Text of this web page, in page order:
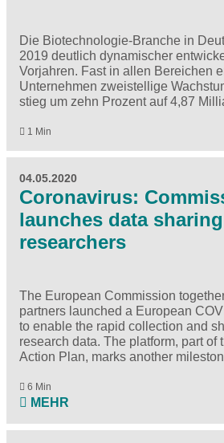
Die Biotechnologie-Branche in
2019 deutlich dynamischer
Vorjahren. Fast in allen Bereichen
Unternehmen zweistellige
stieg um zehn Prozent auf 4,87
1 Min
04.05.2020
Coronavirus:
launches data
researchers
The European Commission
partners launched a European
to enable the rapid collection and
research data. The platform, part of
Action Plan, marks another
6 Min
MEHR